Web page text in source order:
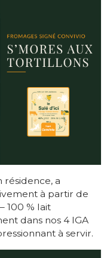
résidence, a
à partir de
100 % lait
dans nos 4 IGA
à servir.